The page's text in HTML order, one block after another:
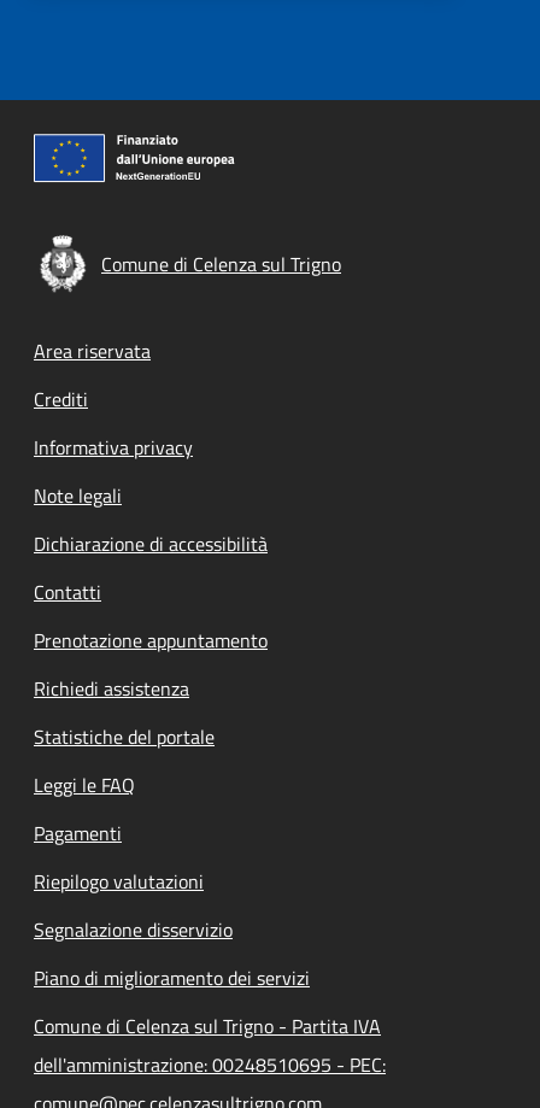
Comune di Celenza sul Trigno
Footer menu
Area riservata
Crediti
Informativa privacy
Note legali
Dichiarazione di accessibilità
Contatti
Prenotazione appuntamento
Richiedi assistenza
Statistiche del portale
Leggi le FAQ
Pagamenti
Riepilogo valutazioni
Segnalazione disservizio
Piano di miglioramento dei servizi
Comune di Celenza sul Trigno - Partita IVA
dell'amministrazione: 00248510695 - PEC: